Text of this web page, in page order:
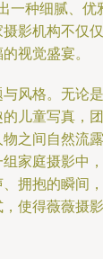
一种细腻、优
影机构不仅仅
视觉盛宴。
风格。无论是
儿童写真，团
之间自然流露
家庭摄影中，
拥抱的瞬间，
使得薇薇摄影